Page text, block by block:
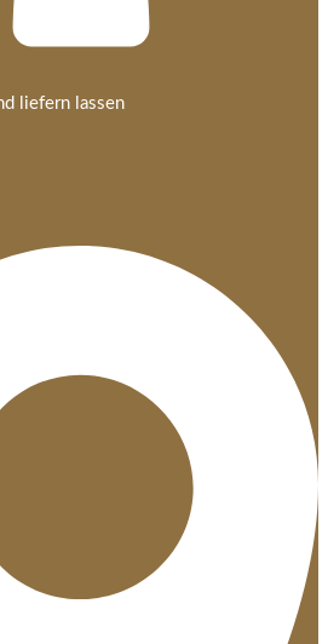
liefern lassen